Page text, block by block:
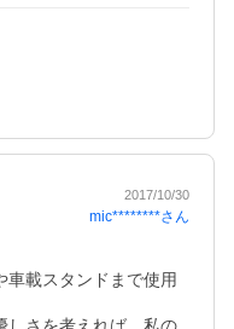
2017/10/30
mic********さん
車載スタンドまで使用